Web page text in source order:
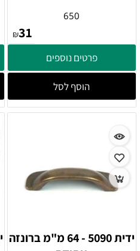
650
₪31
פרטים נוספים
הוסף לסל
ידית 5090 - 64 מ"מ ברונזה